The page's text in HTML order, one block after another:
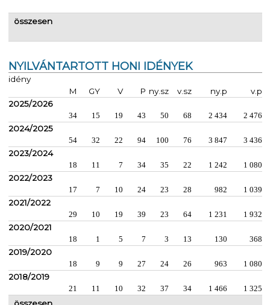
összesen
NYILVÁNTARTOTT HONI IDÉNYEK
idény
M
GY V P ny.sz v.sz ny.p
v.p
2025/2026
34 15 19 43 50 68 2 434 2 476
2024/2025
54 32 22 94 100 76 3 847 3 436
2023/2024
18 11 7 34 35 22 1 242 1 080
2022/2023
17 7 10 24 23 28 982 1 039
2021/2022
29 10 19 39 23 64 1 231 1 932
2020/2021
18 1 5 7 3 13 130 368
2019/2020
18 9 9 27 24 26 963 1 080
2018/2019
21 11 10 32 37 34 1 466 1 325